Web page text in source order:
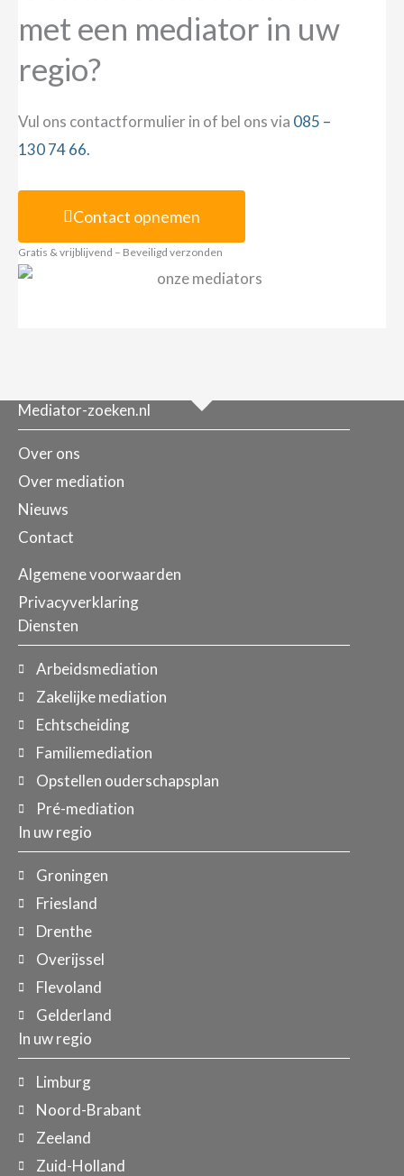
met een mediator in uw
regio?
Vul ons contactformulier in of bel ons via 085 –
130 74 66.
Contact opnemen
Gratis & vrijblijvend – Beveiligd verzonden
Mediator-zoeken.nl
Over ons
Over mediation
Nieuws
Contact
Algemene voorwaarden
Privacyverklaring
Diensten
Arbeidsmediation
Zakelijke mediation
Echtscheiding
Familiemediation
Opstellen ouderschapsplan
Pré-mediation
In uw regio
Groningen
Friesland
Drenthe
Overijssel
Flevoland
Gelderland
In uw regio
Limburg
Noord-Brabant
Zeeland
Zuid-Holland